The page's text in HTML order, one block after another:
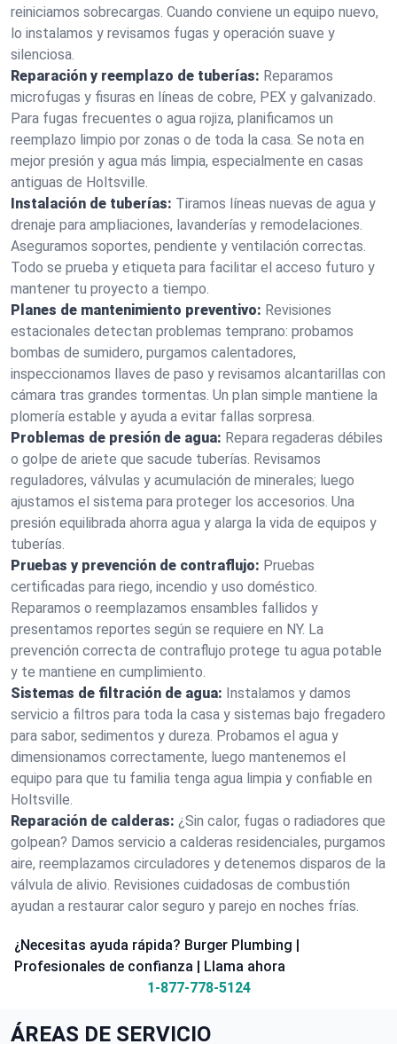
reiniciamos sobrecargas. Cuando conviene un equipo nuevo,
lo instalamos y revisamos fugas y operación suave y
silenciosa.
Reparación y reemplazo de tuberías: Reparamos
microfugas y fisuras en líneas de cobre, PEX y galvanizado.
Para fugas frecuentes o agua rojiza, planificamos un
reemplazo limpio por zonas o de toda la casa. Se nota en
mejor presión y agua más limpia, especialmente en casas
antiguas de Holtsville.
Instalación de tuberías: Tiramos líneas nuevas de agua y
drenaje para ampliaciones, lavanderías y remodelaciones.
Aseguramos soportes, pendiente y ventilación correctas.
Todo se prueba y etiqueta para facilitar el acceso futuro y
mantener tu proyecto a tiempo.
Planes de mantenimiento preventivo: Revisiones
estacionales detectan problemas temprano: probamos
bombas de sumidero, purgamos calentadores,
inspeccionamos llaves de paso y revisamos alcantarillas con
cámara tras grandes tormentas. Un plan simple mantiene la
plomería estable y ayuda a evitar fallas sorpresa.
Problemas de presión de agua: Repara regaderas débiles
o golpe de ariete que sacude tuberías. Revisamos
reguladores, válvulas y acumulación de minerales; luego
ajustamos el sistema para proteger los accesorios. Una
presión equilibrada ahorra agua y alarga la vida de equipos y
tuberías.
Pruebas y prevención de contraflujo: Pruebas
certificadas para riego, incendio y uso doméstico.
Reparamos o reemplazamos ensambles fallidos y
presentamos reportes según se requiere en NY. La
prevención correcta de contraflujo protege tu agua potable
y te mantiene en cumplimiento.
Sistemas de filtración de agua: Instalamos y damos
servicio a filtros para toda la casa y sistemas bajo fregadero
para sabor, sedimentos y dureza. Probamos el agua y
dimensionamos correctamente, luego mantenemos el
equipo para que tu familia tenga agua limpia y confiable en
Holtsville.
Reparación de calderas: ¿Sin calor, fugas o radiadores que
golpean? Damos servicio a calderas residenciales, purgamos
aire, reemplazamos circuladores y detenemos disparos de la
válvula de alivio. Revisiones cuidadosas de combustión
ayudan a restaurar calor seguro y parejo en noches frías.
¿Necesitas ayuda rápida? Burger Plumbing |
Profesionales de confianza | Llama ahora
1-877-778-5124
ÁREAS DE SERVICIO